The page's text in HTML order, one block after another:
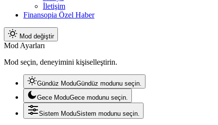
İletişim
Finansopia Özel Haber
Mod değiştir
Mod Ayarları
Mod seçin, deneyimini kişiselleştirin.
Gündüz ModuGündüz modunu seçin.
Gece ModuGece modunu seçin.
Sistem ModuSistem modunu seçin.